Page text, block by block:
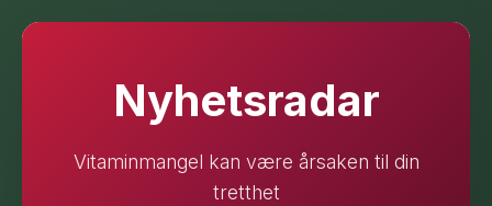
Nyhetsradar
Vitaminmangel kan være årsaken til din
tretthet